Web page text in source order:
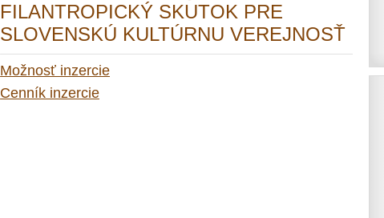
FILANTROPICKÝ SKUTOK PRE
SLOVENSKÚ KULTÚRNU VEREJNOSŤ
Možnosť inzercie
Cenník inzercie